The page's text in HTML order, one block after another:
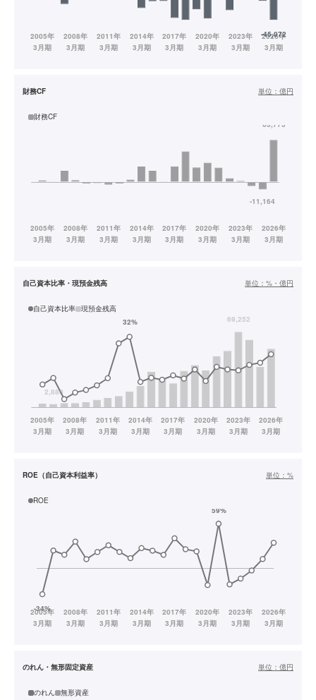
財務CF 単位： 億円
財務CF
自己資本比率・現預金残高 単位： %・億円
自己資本比率 現預金残高
ROE（自己資本利益率） 単位： %
ROE
のれん・無形固定資産 単位： 億円
のれん 無形資産